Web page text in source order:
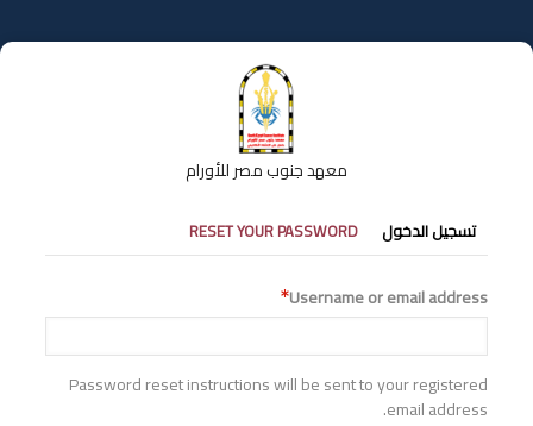
إلى
المحتوى
معهد جنوب مصر للأورام
التبويبات
الأساسية
تسجيل الدخول RESET YOUR PASSWORD
Username or email address
Password reset instructions will be sent to your registered
email address.